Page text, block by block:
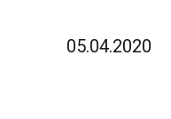
05.04.2020